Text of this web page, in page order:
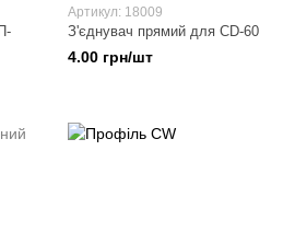
Артикул: 18009
З'єднувач прямий для CD-60
4.00 грн/шт